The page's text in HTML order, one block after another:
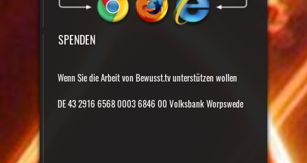
SPENDEN
Wenn Sie die Arbeit von Bewusst.tv unterstützen wollen
DE 43 2916 6568 0003 6846 00 Volksbank Worpswede